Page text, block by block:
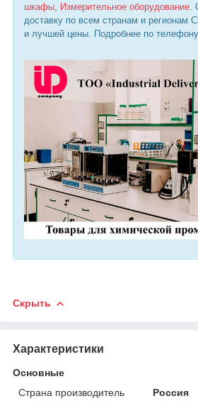
шкафы Измерительное оборудование
доставку по всем странам и регионам
и лучшей цены. Подробнее по
Скрыть
Характеристики
Основные
Страна производитель
Россия